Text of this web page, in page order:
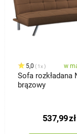
5,0 1x w
Sofa rozkładana
brązowy
537,99zł